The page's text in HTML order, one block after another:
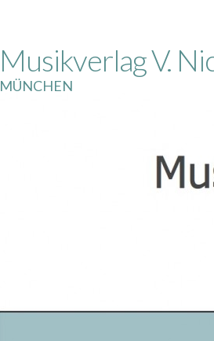
content
Musikverlag V.
MÜNCHEN